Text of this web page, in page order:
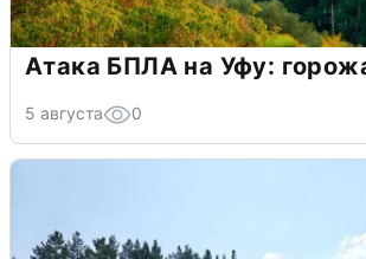
Атака БПЛА на Уфу:
5 августа 0